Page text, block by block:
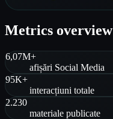
Metrics overview
6,07M+
afișări Social Media
95K+
interacțiuni totale
2.230
materiale publicate